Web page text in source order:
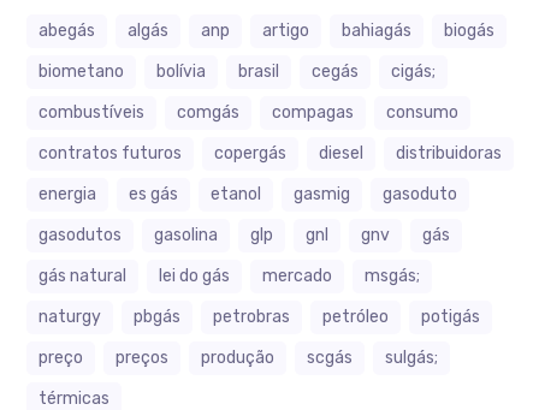
abegás algás anp artigo bahiagás
biogás
biometano
bolívia brasil cegás
cigás;
combustíveis
comgás compagas
consumo
contratos futuros
copergás diesel
distribuidoras
energia
es gás etanol gasmig
gasoduto
gasodutos
gasolina glp gnl gnv
gás
gás natural
lei do gás mercado
msgás;
naturgy
pbgás petrobras petróleo
potigás
preço
preços produção scgás
sulgás;
térmicas